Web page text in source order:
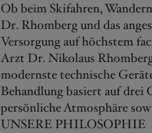
Ob beim Skifahren,
Dr. Rhomberg und das
Versorgung auf höchstem
Arzt Dr. Nikolaus
modernste technische
Behandlung basiert auf drei
persönliche Atmosphäre
UNSERE PHILOSOPHIE